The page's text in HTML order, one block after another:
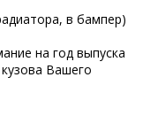
в бампер)
на год выпуска
Вашего